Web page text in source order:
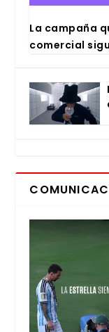
La cam­pa­ña
comer­cial